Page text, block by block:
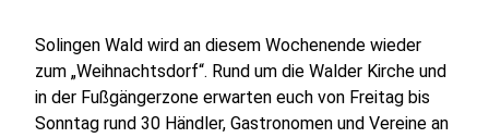
Solingen Wald wird an diesem Wochenende wieder
zum „Weihnachtsdorf“. Rund um die Walder Kirche und
in der Fußgängerzone erwarten euch von Freitag bis
Sonntag rund 30 Händler, Gastronomen und Vereine an